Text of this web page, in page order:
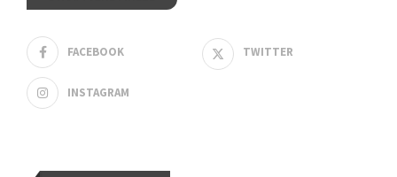
FACEBOOK TWITTER
INSTAGRAM